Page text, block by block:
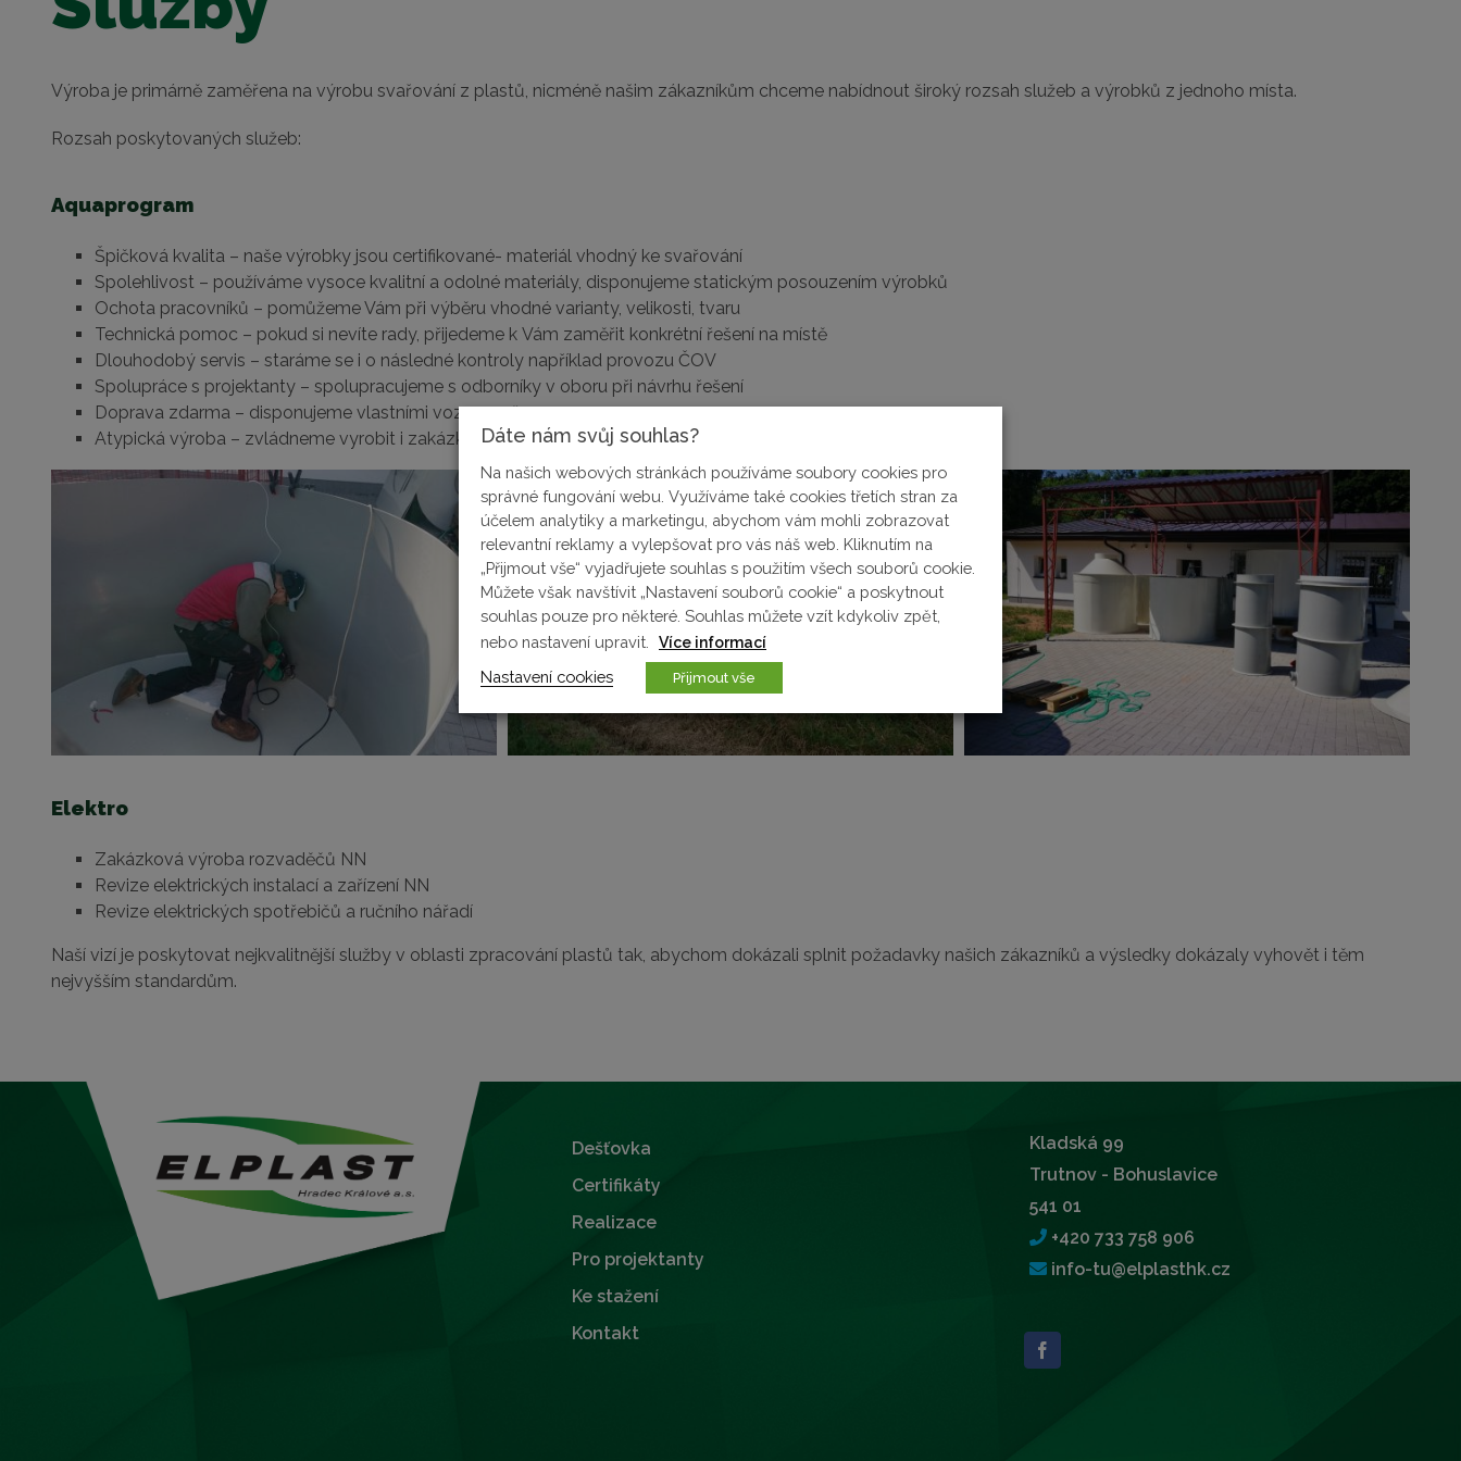
Výroba je primárně zaměřena na výrobu svařování z plastů, nicméně našim zákazníkům chceme nabídnout široký rozsah služeb a výrobků z jednoho místa.
Rozsah poskytovaných služeb:
Aquaprogram
Špičková kvalita – naše výrobky jsou certifikované- materiál vhodný ke svařování
Spolehlivost – používáme vysoce kvalitní a odolné materiály, disponujeme statickým posouzením výrobků
Ochota pracovníků – pomůžeme Vám při výběru vhodné varianty, velikosti, tvaru
Technická pomoc – pokud si nevíte rady, přijedeme k Vám zaměřit konkrétní řešení na místě
Dlouhodobý servis – staráme se i o následné kontroly například provozu ČOV
Spolupráce s projektanty – spolupracujeme s odborníky v oboru při návrhu řešení
Doprava zdarma – disponujeme vlastními vozy na přepravu
Atypická výroba – zvládneme vyrobit i zakázkové výrobky
Elektro
Zakázková výroba rozvaděčů NN
Revize elektrických instalací a zařízení NN
Revize elektrických spotřebičů a ručního nářadí
Naší vizí je poskytovat nejkvalitnější služby v oblasti zpracování plastů tak, abychom dokázali splnit požadavky našich zákazníků a výsledky dokázaly vyhovět i těm
nejvyšším standardům.
Dešťovka
Certifikáty
Realizace
Pro projektanty
Ke stažení
Kontakt
Kladská 99
Trutnov - Bohuslavice
541 01
+420 733 758 906
info-tu@elplasthk.cz
Dáte nám svůj souhlas?
Na našich webových stránkách používáme soubory cookies pro
správné fungování webu. Využíváme také cookies třetích stran za
účelem analytiky a marketingu, abychom vám mohli zobrazovat
relevantní reklamy a vylepšovat pro vás náš web. Kliknutím na
„Přijmout vše“ vyjadřujete souhlas s použitím všech souborů cookie.
Můžete však navštívit „Nastavení souborů cookie“ a poskytnout
souhlas pouze pro některé. Souhlas můžete vzít kdykoliv zpět,
nebo nastavení upravit.
Více informací
Nastavení cookies Přijmout vše